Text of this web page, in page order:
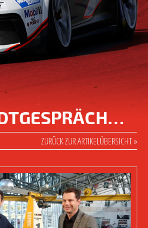
ZURÜCK ZUR ARTIKELÜBERSICHT »